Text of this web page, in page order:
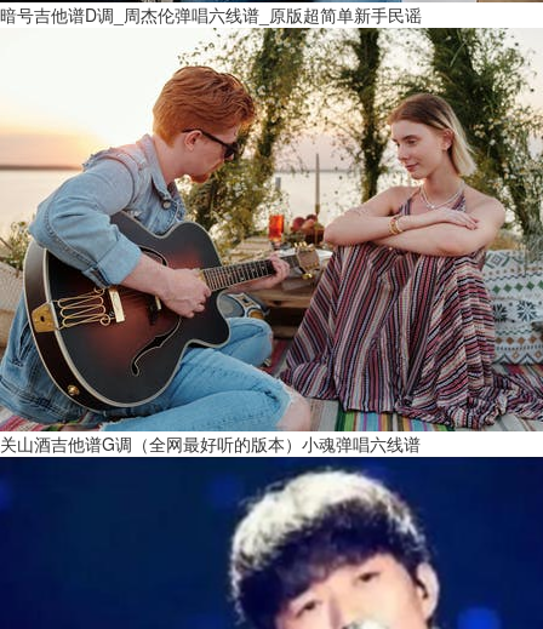
暗号吉他谱D调_周杰伦弹唱六线谱_原版超简单新手民谣
关山酒吉他谱G调（全网最好听的版本）小魂弹唱六线谱